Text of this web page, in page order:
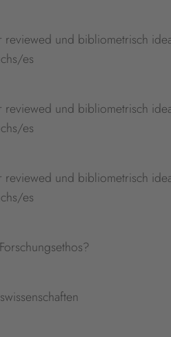
und bibliometrisch
es
und bibliometrisch
es
und bibliometrisch
es